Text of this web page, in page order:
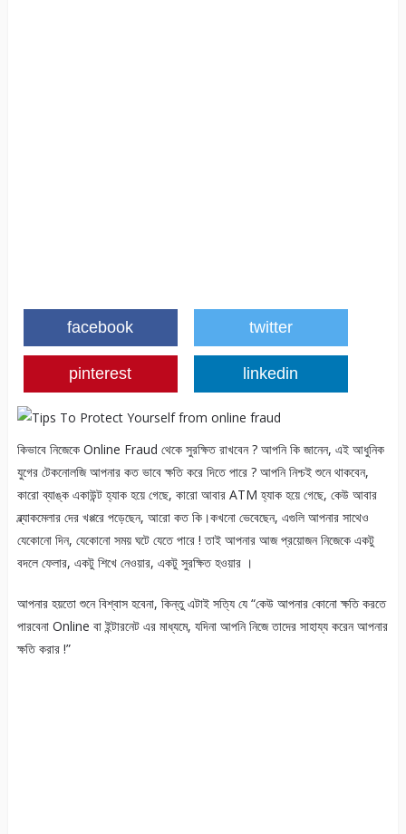
facebook twitter
pinterest linkedin
কিভাবে নিজেকে Online Fraud থেকে সুরক্ষিত রাখবেন ? আপনি কি জানেন, এই আধুনিক
যুগের টেকনোলজি আপনার কত ভাবে ক্ষতি করে দিতে পারে ? আপনি নিশ্চই শুনে থাকবেন,
কারো ব্যাঙ্ক একাউন্ট হ্যাক হয়ে গেছে, কারো আবার ATM হ্যাক হয়ে গেছে, কেউ আবার
ব্ল্যাকমেলার দের খপ্পরে পড়েছেন, আরো কত কি।কখনো ভেবেছেন, এগুলি আপনার সাথেও
যেকোনো দিন, যেকোনো সময় ঘটে যেতে পারে ! তাই আপনার আজ প্রয়োজন নিজেকে একটু
বদলে ফেলার, একটু শিখে নেওয়ার, একটু সুরক্ষিত হওয়ার ।
আপনার হয়তো শুনে বিশ্বাস হবেনা, কিন্তু এটাই সত্যি যে “কেউ আপনার কোনো ক্ষতি করতে
পারবেনা Online বা ইন্টারনেট এর মাধ্যমে, যদিনা আপনি নিজে তাদের সাহায্য করেন আপনার
ক্ষতি করার !”